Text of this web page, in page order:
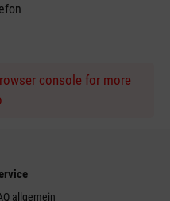
console for more
allgemein